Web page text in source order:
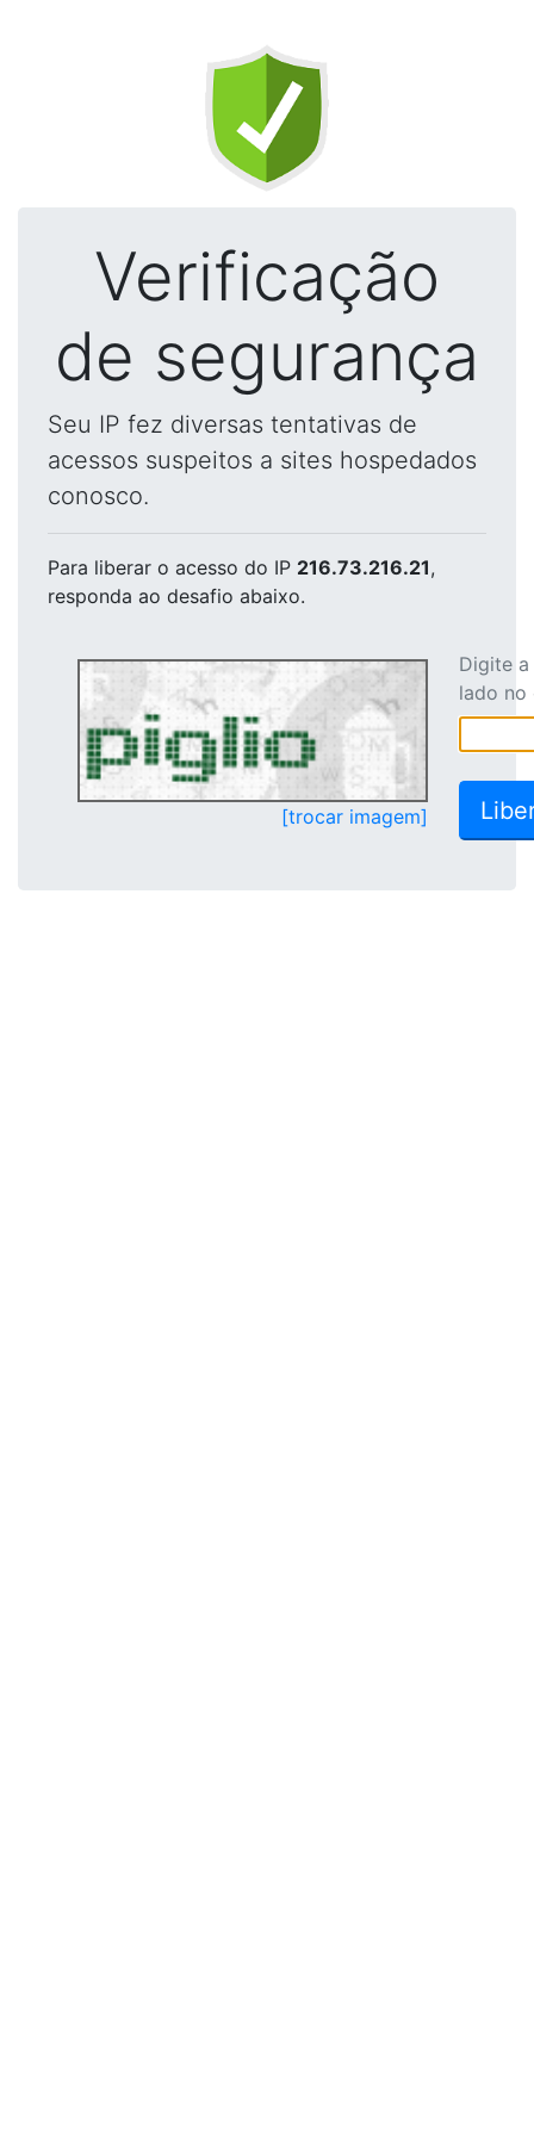
Verificação
de segurança
Seu IP fez diversas tentativas de
acessos suspeitos a sites hospedados
conosco.
Para liberar o acesso do IP 216.73.216.21,
responda ao desafio abaixo.
[trocar imagem]
Digite
lado no